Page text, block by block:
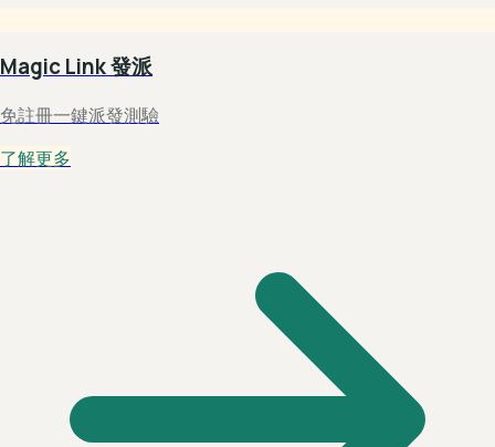
Magic Link 發派
免註冊一鍵派發測驗
了解更多